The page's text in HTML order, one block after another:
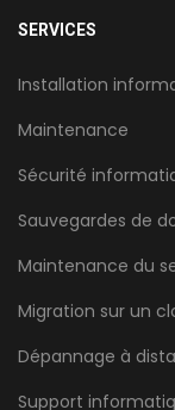
SERVICES
Installation
Maintenance
Sécurité
Sauvegardes de
Maintenance du
Migration sur un
Dépannage à
Support